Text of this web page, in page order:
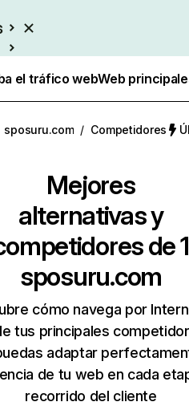
el tráfico webWeb
sposuru.com / Competidores
Mejores
alternativas y
de 1
sposuru.com
cómo navega por
tus principales
adaptar
de tu web en cada
recorrido del cliente